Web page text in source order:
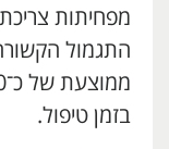
מפחיתות
התגמול
בזמן טיפול.